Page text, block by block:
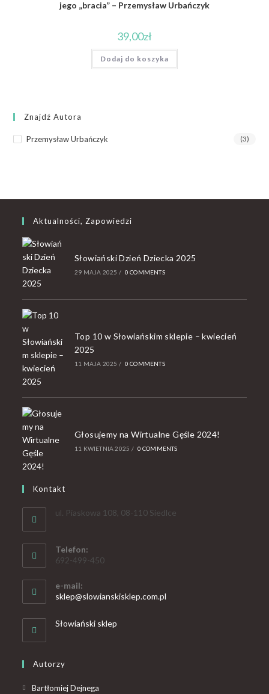
jego „bracia” – Przemysław Urbańczyk
39,00zł
Dodaj do koszyka
Znajdź Autora
Przemysław Urbańczyk (3)
Aktualności, Zapowiedzi
Słowiański Dzień Dziecka 2025
29 MAJA 2025 / 0 COMMENTS
Top 10 w Słowiańskim sklepie – kwiecień
2025
11 MAJA 2025 / 0 COMMENTS
Głosujemy na Wirtualne Gęśle 2024!
11 KWIETNIA 2025 / 0 COMMENTS
Kontakt
ul. Piaskowa 108, 08-110 Siedlce
Telefon:
692-499-450
e-mail:
sklep@slowianskisklep.com.pl
Słowiański sklep
Autorzy
Bartłomiej Dejnega